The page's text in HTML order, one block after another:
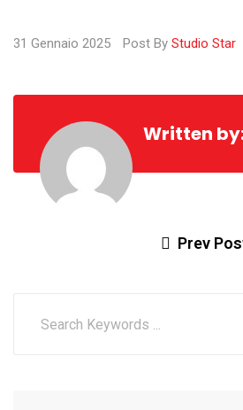
31 Gennaio 2025 Post By Studio Star
Written
Prev